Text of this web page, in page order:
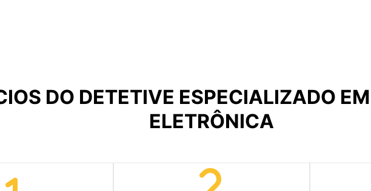
DO DETETIVE ESPECIALIZADO
ELETRÔNICA